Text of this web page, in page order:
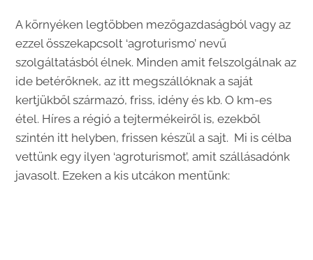
A környéken legtöbben mezőgazdaságból vagy az
ezzel összekapcsolt ‘agroturismo’ nevű
szolgáltatásból élnek. Minden amit felszolgálnak az
ide betérőknek, az itt megszállóknak a saját
kertjükből származó, friss, idény és kb. O km-es
étel. Híres a régió a tejtermékeiről is, ezekből
szintén itt helyben, frissen készül a sajt. Mi is célba
vettünk egy ilyen ‘agroturismot’, amit szállásadónk
javasolt. Ezeken a kis utcákon mentünk: